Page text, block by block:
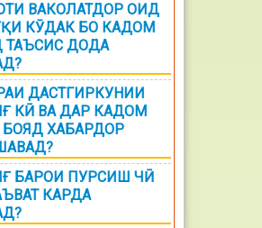
ВАКОЛАТДОР ОИД
КӮДАК БО КАДОМ
ТАЪСИС ДОДА
ДАСТГИРКУНИИ
КӢ ВА ДАР КАДОМ
БОЯД ХАБАРДОР
БАРОИ ПУРСИШ ЧӢ
КАРДА